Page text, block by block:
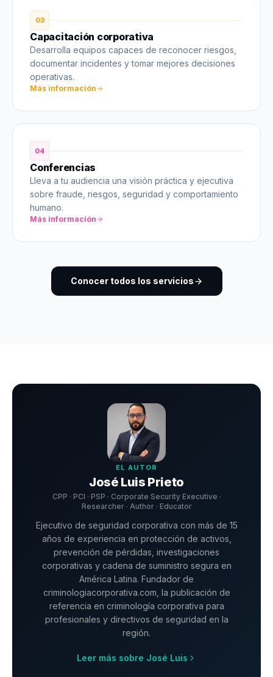
03
Capacitación corporativa
Desarrolla equipos capaces de reconocer riesgos,
documentar incidentes y tomar mejores decisiones
operativas.
Más información
04
Conferencias
Lleva a tu audiencia una visión práctica y ejecutiva
sobre fraude, riesgos, seguridad y comportamiento
humano.
Más información
Conocer todos los servicios
EL AUTOR
José Luis Prieto
CPP · PCI · PSP · Corporate Security Executive ·
Researcher · Author · Educator
Ejecutivo de seguridad corporativa con más de 15
años de experiencia en protección de activos,
prevención de pérdidas, investigaciones
corporativas y cadena de suministro segura en
América Latina. Fundador de
criminologiacorporativa.com, la publicación de
referencia en criminología corporativa para
profesionales y directivos de seguridad en la
región.
Leer más sobre José Luis